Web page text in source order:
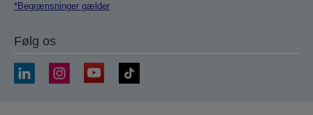
*Begrænsninger gælder
Følg os